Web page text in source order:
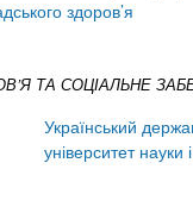
здоров’я
ТА СОЦІАЛЬНЕ
Український
університет науки